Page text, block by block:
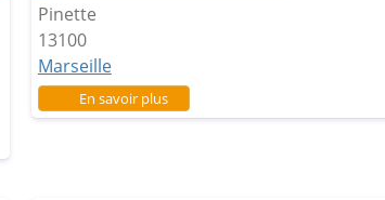
Pinette
13100
Marseille
En savoir plussur Quartier Pinette